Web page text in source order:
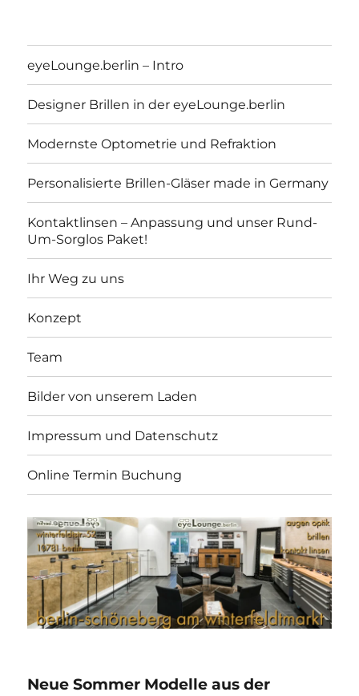
eyeLounge.berlin
eyeLounge.berlin – Intro
Designer Brillen in der eyeLounge.berlin
Modernste Optometrie und Refraktion
Personalisierte Brillen-Gläser made in Germany
Kontaktlinsen – Anpassung und unser Rund-
Um-Sorglos Paket!
Ihr Weg zu uns
Konzept
Team
Bilder von unserem Laden
Impressum und Datenschutz
Online Termin Buchung
Neue Sommer Modelle aus der